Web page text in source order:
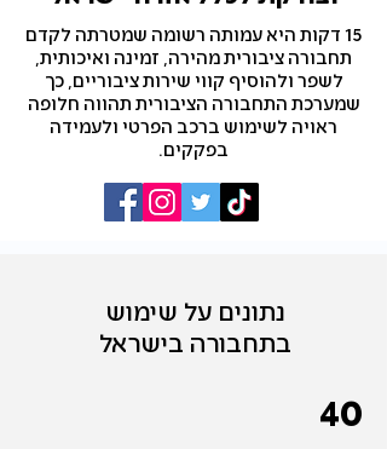
15 דקות היא עמותה רשומה שמטרתה לקדם
תחבורה ציבורית מהירה, זמינה ואיכותית,
לשפר ולהוסיף קווי שירות ציבוריים, כך
שמערכת התחבורה הציבורית תהווה חלופה
ראויה לשימוש ברכב הפרטי ולעמידה
בפקקים.
נתונים על שימוש
בתחבורה בישראל
40